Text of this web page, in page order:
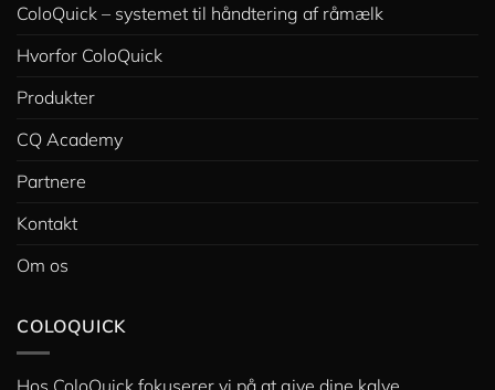
ColoQuick – systemet til håndtering af råmælk
Hvorfor ColoQuick
Produkter
CQ Academy
Partnere
Kontakt
Om os
COLOQUICK